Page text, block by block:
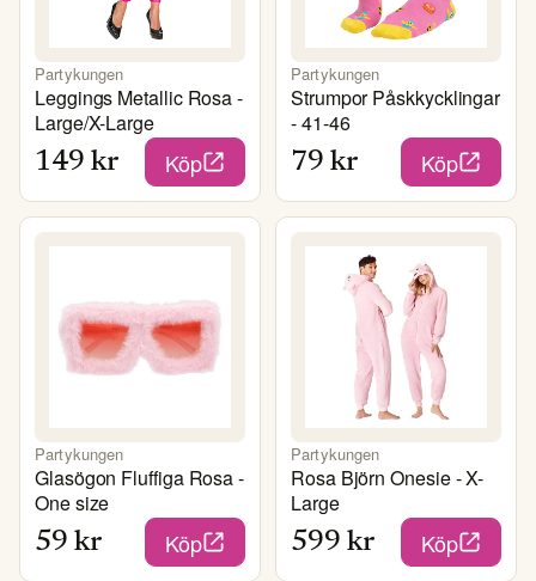
Partykungen
Leggings Metallic Rosa -
Large/X-Large
149 kr Köp
Partykungen
Strumpor Påskkycklingar
- 41-46
79 kr Köp
Partykungen
Glasögon Fluffiga Rosa -
One size
59 kr Köp
Partykungen
Rosa Björn Onesie - X-
Large
599 kr Köp